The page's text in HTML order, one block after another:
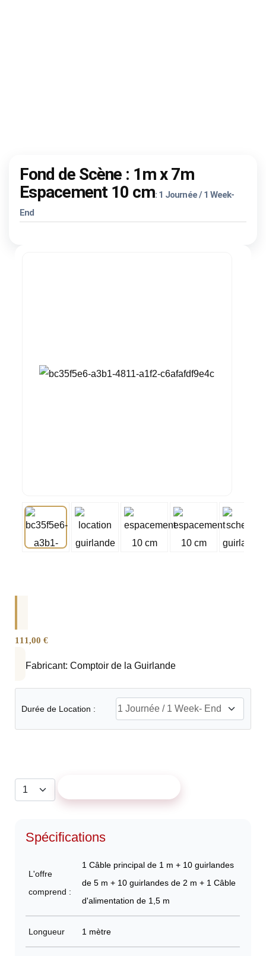
Fond de Scène : 1m x 7m
Espacement 10 cm: 1 Journée / 1 Week-
End
111,00 €
Fabricant: Comptoir de la Guirlande
Durée de Location :
Spécifications
L'offre
comprend :
1 Câble principal de 1 m + 10 guirlandes
de 5 m + 10 guirlandes de 2 m + 1 Câble
d'alimentation de 1,5 m
Longueur 1 mètre